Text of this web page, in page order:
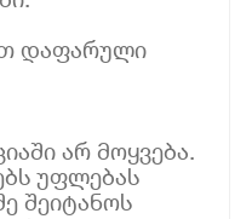
დაფარული
არ მოყვება.
უფლებას
შეიტანოს